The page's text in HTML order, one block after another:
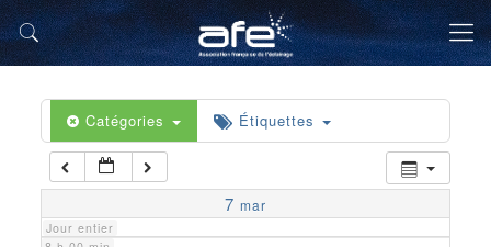
Catégories Étiquettes
7 mar
Jour entier
5 h 00 min
6 h 00 min
7 h 00 min